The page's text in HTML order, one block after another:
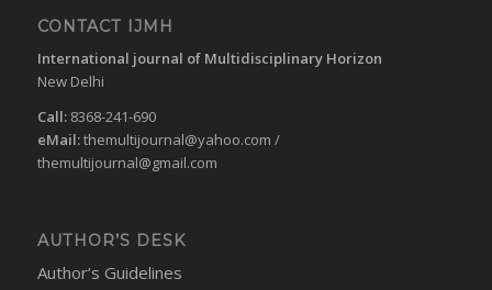
CONTACT IJMH
International journal of Multidisciplinary Horizon
New Delhi
Call: 8368-241-690
eMail:themultijournal@yahoo.com /
themultijournal@gmail.com
AUTHOR’S DESK
Author’s Guidelines